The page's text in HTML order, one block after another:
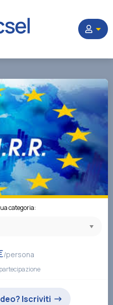
categoria:
/persona
Iscriviti